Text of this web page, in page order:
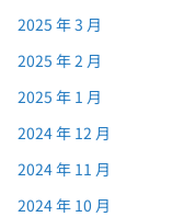
2025 年 3 月
2025 年 2 月
2025 年 1 月
2024 年 12 月
2024 年 11 月
2024 年 10 月